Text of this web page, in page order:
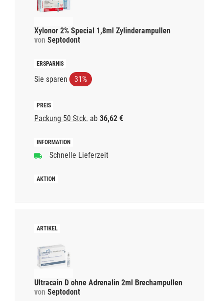
Xylonor 2% Special 1,8ml Zylinderampullen
von Septodont
Sie sparen 31%
Packung 50 Stck. ab 36,62 €
Schnelle Lieferzeit
Ultracain D ohne Adrenalin 2ml Brechampullen
von Septodont